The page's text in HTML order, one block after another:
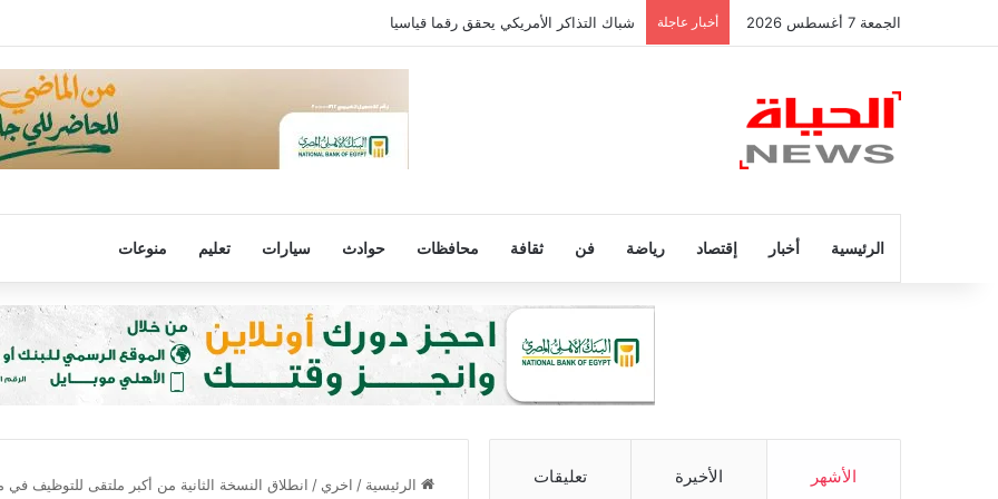
الجمعة 7 أغسطس 2026 أخبار عاجلة صراع إسباني على رودري.. برشلونة يتحرك وريال مدريد يترقب
الرئيسية أخبار إقتصاد رياضة فن ثقافة محافظات حوادث سيارات تعليم منوعات
الرئيسية / اخري / انطلاق النسخة الثانية من أكبر ملتقى للتوظيف في الأشهر الأخيرة تعليقات